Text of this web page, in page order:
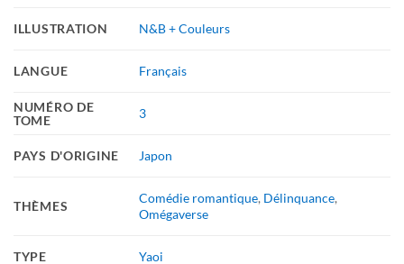
ILLUSTRATION N&B + Couleurs
LANGUE Français
NUMÉRO DE
TOME
3
PAYS D'ORIGINE Japon
THÈMES
Comédie romantique, Délinquance,
Omégaverse
TYPE Yaoi